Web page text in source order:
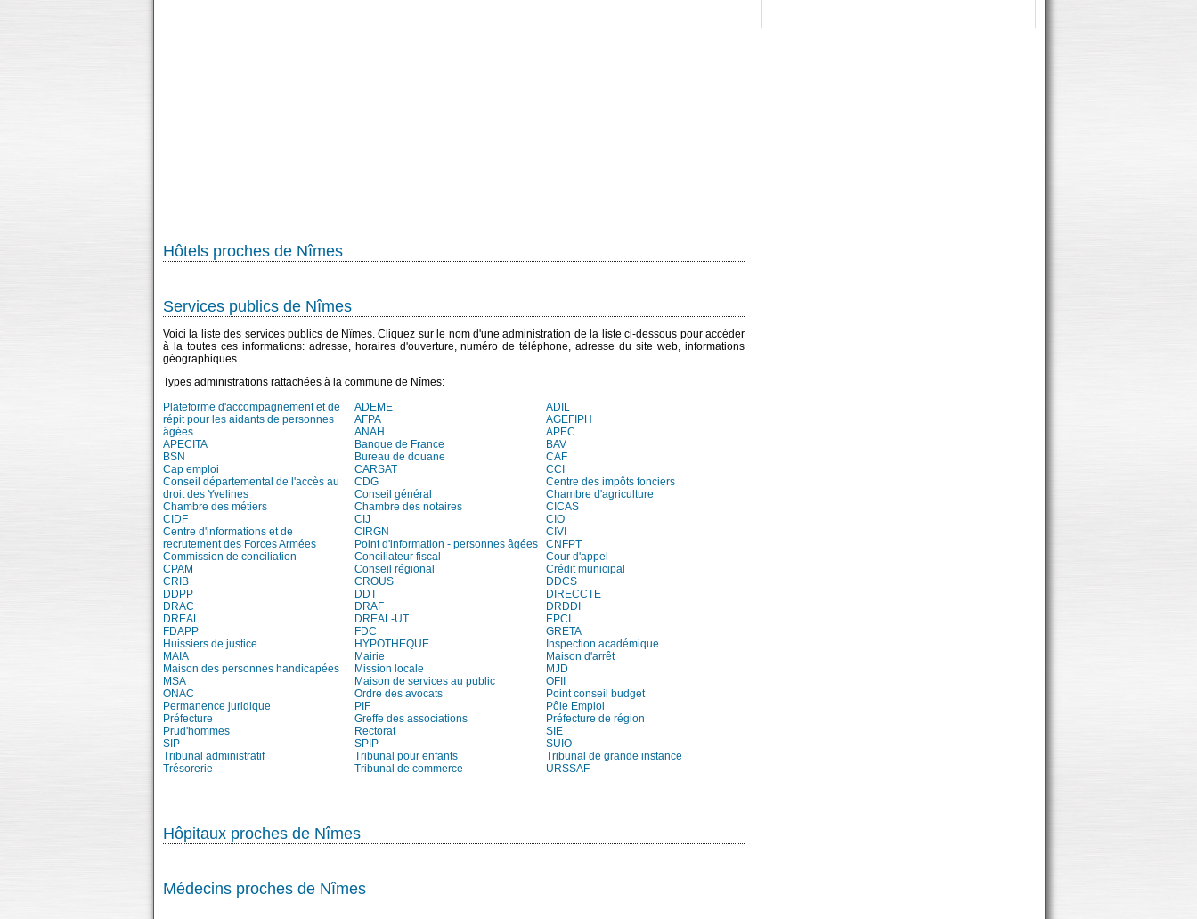
Hôtels proches de Nîmes
Services publics de Nîmes
Voici la liste des services publics de Nîmes. Cliquez sur le nom d'une administration de la liste ci-dessous pour accéder
à la toutes ces informations: adresse, horaires d'ouverture, numéro de téléphone, adresse du site web, informations
géographiques...
Types administrations rattachées à la commune de Nîmes:
Plateforme d'accompagnement et de
répit pour les aidants de personnes
âgées
ADEME
ADIL
AFPA
AGEFIPH
ANAH
APEC
APECITA
Banque de France
BAV
BSN
Bureau de douane
CAF
Cap emploi
CARSAT
CCI
Conseil départemental de l'accès au
droit des Yvelines
CDG
Centre des impôts fonciers
Conseil général
Chambre d'agriculture
Chambre des métiers
Chambre des notaires
CICAS
CIDF
CIJ
CIO
Centre d'informations et de
recrutement des Forces Armées
CIRGN
CIVI
Point d'information - personnes âgées
CNFPT
Commission de conciliation
Conciliateur fiscal
Cour d'appel
CPAM
Conseil régional
Crédit municipal
CRIB
CROUS
DDCS
DDPP
DDT
DIRECCTE
DRAC
DRAF
DRDDI
DREAL
DREAL-UT
EPCI
FDAPP
FDC
GRETA
Huissiers de justice
HYPOTHEQUE
Inspection académique
MAIA
Mairie
Maison d'arrêt
Maison des personnes handicapées
Mission locale
MJD
MSA
Maison de services au public
OFII
ONAC
Ordre des avocats
Point conseil budget
Permanence juridique
PIF
Pôle Emploi
Préfecture
Greffe des associations
Préfecture de région
Prud'hommes
Rectorat
SIE
SIP
SPIP
SUIO
Tribunal administratif
Tribunal pour enfants
Tribunal de grande instance
Trésorerie
Tribunal de commerce URSSAF
Hôpitaux proches de Nîmes
Médecins proches de Nîmes